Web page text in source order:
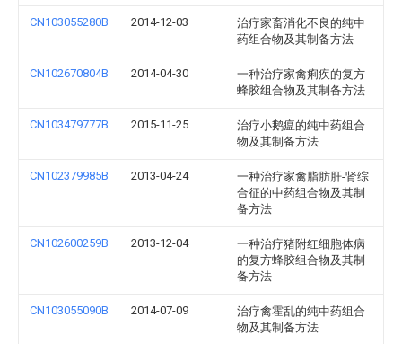
CN103055280B 2014-12-03
治疗家畜消化不良的纯中
药组合物及其制备方法
CN102670804B 2014-04-30
一种治疗家禽痢疾的复方
蜂胶组合物及其制备方法
CN103479777B 2015-11-25
治疗小鹅瘟的纯中药组合
物及其制备方法
CN102379985B 2013-04-24
一种治疗家禽脂肪肝-肾综
合征的中药组合物及其制
备方法
CN102600259B 2013-12-04
一种治疗猪附红细胞体病
的复方蜂胶组合物及其制
备方法
CN103055090B 2014-07-09
治疗禽霍乱的纯中药组合
物及其制备方法